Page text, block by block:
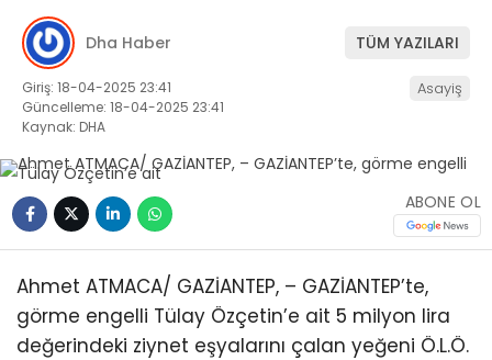
Dha Haber TÜM YAZILARI
Giriş: 18-04-2025 23:41
Güncelleme: 18-04-2025 23:41
Kaynak: DHA
Asayiş
ABONE OL
Ahmet ATMACA/ GAZİANTEP, – GAZİANTEP’te,
görme engelli Tülay Özçetin’e ait 5 milyon lira
değerindeki ziynet eşyalarını çalan yeğeni Ö.L.Ö.